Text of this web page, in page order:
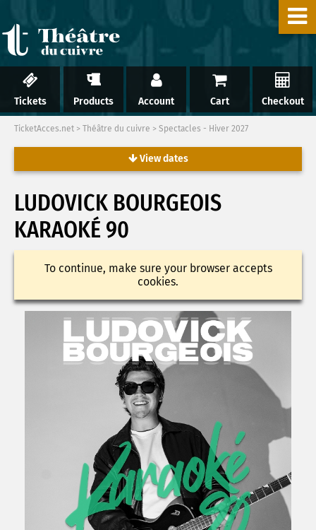
Tickets Products Account Cart Checkout
TicketAcces.net > Théâtre du cuivre > Spectacles - Hiver 2027
View dates
LUDOVICK BOURGEOIS
KARAOKÉ 90
To continue, make sure your browser accepts
cookies.